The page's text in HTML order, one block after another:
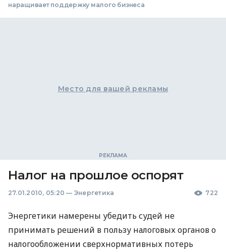
наращивает поддержку малого бизнеса
Место для вашей рекламы
Налог на прошлое оспорят
27.01.2010, 05:20 — Энергетика 722
Энергетики намерены убедить судей не
принимать решений в пользу налоговых органов о
налогообложении сверхнормативных потерь